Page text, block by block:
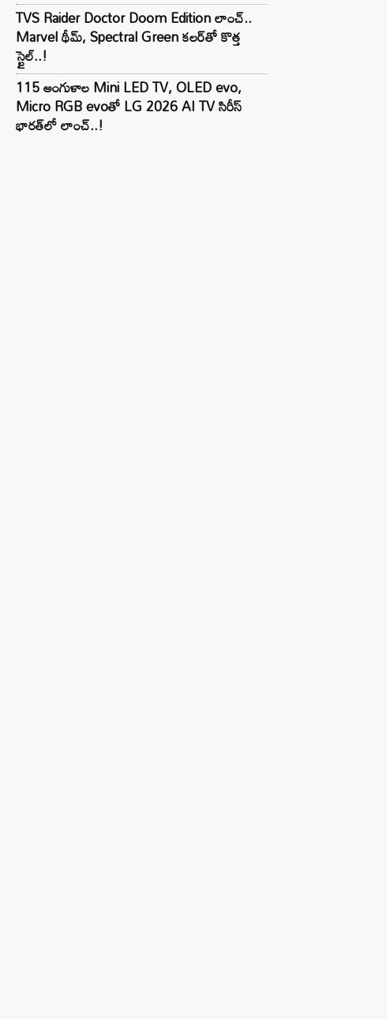
TVS Raider Doctor Doom Edition లాంచ్..
Marvel థీమ్, Spectral Green కలర్‌తో కొత్త
స్టైల్..!
115 అంగుళాల Mini LED TV, OLED evo,
Micro RGB evoతో LG 2026 AI TV సిరీస్
భారత్‌లో లాంచ్..!